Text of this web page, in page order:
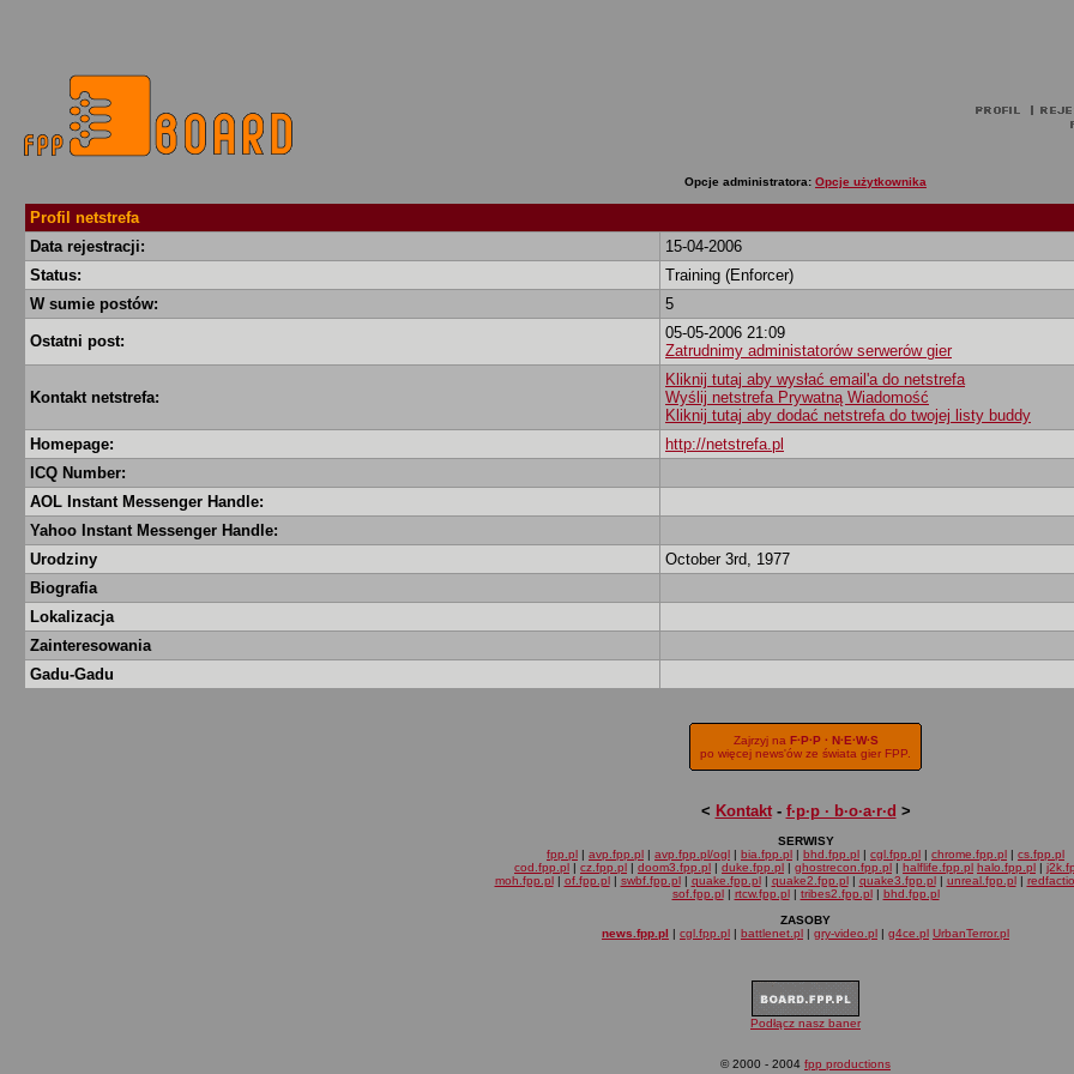
Opcje administratora: Opcje użytkownika
Profil netstrefa
Data rejestracji:
15-04-2006
Status:
Training (Enforcer)
W sumie postów:
5
Ostatni post:
05-05-2006 21:09
Zatrudnimy administatorów serwerów gier
Kontakt netstrefa:
Kliknij tutaj aby wysłać email'a do netstrefa
Wyślij netstrefa Prywatną Wiadomość
Kliknij tutaj aby dodać netstrefa do twojej listy buddy
Homepage:
http://netstrefa.pl
ICQ Number:
AOL Instant Messenger Handle:
Yahoo Instant Messenger Handle:
Urodziny
October 3rd, 1977
Biografia
Lokalizacja
Zainteresowania
Gadu-Gadu
Zajrzyj na F·P·P · N·E·W·S
po więcej news'ów ze świata gier FPP.
< Kontakt- f·p·p · b·o·a·r·d >
SERWISY
fpp.pl | avp.fpp.pl | avp.fpp.pl/ogl | bia.fpp.pl | bhd.fpp.pl | cgl.fpp.pl | chrome.fpp.pl | cs.fpp.pl
cod.fpp.pl | cz.fpp.pl | doom3.fpp.pl | duke.fpp.pl | ghostrecon.fpp.pl | halflife.fpp.pl halo.fpp.pl |
moh.fpp.pl| of.fpp.pl| swbf.fpp.pl| quake.fpp.pl| quake2.fpp.pl| quake3.fpp.pl| unreal.fpp.pl|
sof.fpp.pl| rtcw.fpp.pl| tribes2.fpp.pl| bhd.fpp.pl
ZASOBY
news.fpp.pl | cgl.fpp.pl | battlenet.pl | gry-video.pl | g4ce.pl UrbanTerror.pl
Podłącz nasz baner
© 2000 - 2004 fpp productions